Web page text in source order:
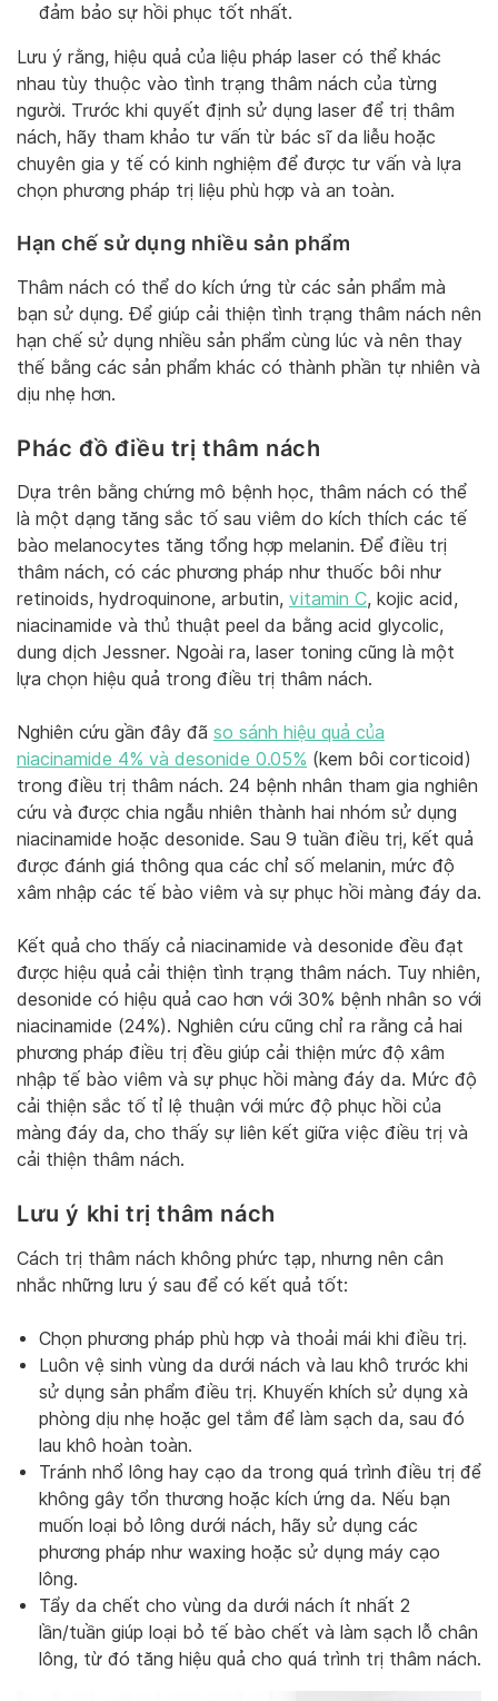
đảm bảo sự hồi phục tốt nhất.
Lưu ý rằng, hiệu quả của liệu pháp laser có thể khác
nhau tùy thuộc vào tình trạng thâm nách của từng
người. Trước khi quyết định sử dụng laser để trị thâm
nách, hãy tham khảo tư vấn từ bác sĩ da liễu hoặc
chuyên gia y tế có kinh nghiệm để được tư vấn và lựa
chọn phương pháp trị liệu phù hợp và an toàn.
Hạn chế sử dụng nhiều sản phẩm
Thâm nách có thể do kích ứng từ các sản phẩm mà
bạn sử dụng. Để giúp cải thiện tình trạng thâm nách nên
hạn chế sử dụng nhiều sản phẩm cùng lúc và nên thay
thế bằng các sản phẩm khác có thành phần tự nhiên và
dịu nhẹ hơn.
Phác đồ điều trị thâm nách
Dựa trên bằng chứng mô bệnh học, thâm nách có thể
là một dạng tăng sắc tố sau viêm do kích thích các tế
bào melanocytes tăng tổng hợp melanin. Để điều trị
thâm nách, có các phương pháp như thuốc bôi như
retinoids, hydroquinone, arbutin, vitamin C, kojic acid,
niacinamide và thủ thuật peel da bằng acid glycolic,
dung dịch Jessner. Ngoài ra, laser toning cũng là một
lựa chọn hiệu quả trong điều trị thâm nách.
Nghiên cứu gần đây đã so sánh hiệu quả của
niacinamide 4% và desonide 0.05% (kem bôi corticoid)
trong điều trị thâm nách. 24 bệnh nhân tham gia nghiên
cứu và được chia ngẫu nhiên thành hai nhóm sử dụng
niacinamide hoặc desonide. Sau 9 tuần điều trị, kết quả
được đánh giá thông qua các chỉ số melanin, mức độ
xâm nhập các tế bào viêm và sự phục hồi màng đáy da.
Kết quả cho thấy cả niacinamide và desonide đều đạt
được hiệu quả cải thiện tình trạng thâm nách. Tuy nhiên,
desonide có hiệu quả cao hơn với 30% bệnh nhân so với
niacinamide (24%). Nghiên cứu cũng chỉ ra rằng cả hai
phương pháp điều trị đều giúp cải thiện mức độ xâm
nhập tế bào viêm và sự phục hồi màng đáy da. Mức độ
cải thiện sắc tố tỉ lệ thuận với mức độ phục hồi của
màng đáy da, cho thấy sự liên kết giữa việc điều trị và
cải thiện thâm nách.
Lưu ý khi trị thâm nách
Cách trị thâm nách không phức tạp, nhưng nên cân
nhắc những lưu ý sau để có kết quả tốt:
Chọn phương pháp phù hợp và thoải mái khi điều trị.
Luôn vệ sinh vùng da dưới nách và lau khô trước khi
sử dụng sản phẩm điều trị. Khuyến khích sử dụng xà
phòng dịu nhẹ hoặc gel tắm để làm sạch da, sau đó
lau khô hoàn toàn.
Tránh nhổ lông hay cạo da trong quá trình điều trị để
không gây tổn thương hoặc kích ứng da. Nếu bạn
muốn loại bỏ lông dưới nách, hãy sử dụng các
phương pháp như waxing hoặc sử dụng máy cạo
lông.
Tẩy da chết cho vùng da dưới nách ít nhất 2
lần/tuần giúp loại bỏ tế bào chết và làm sạch lỗ chân
lông, từ đó tăng hiệu quả cho quá trình trị thâm nách.